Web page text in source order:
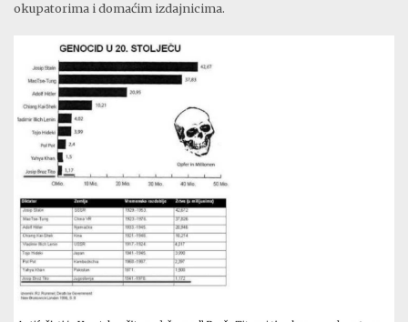
okupatorima i domaćim izdajnicima.